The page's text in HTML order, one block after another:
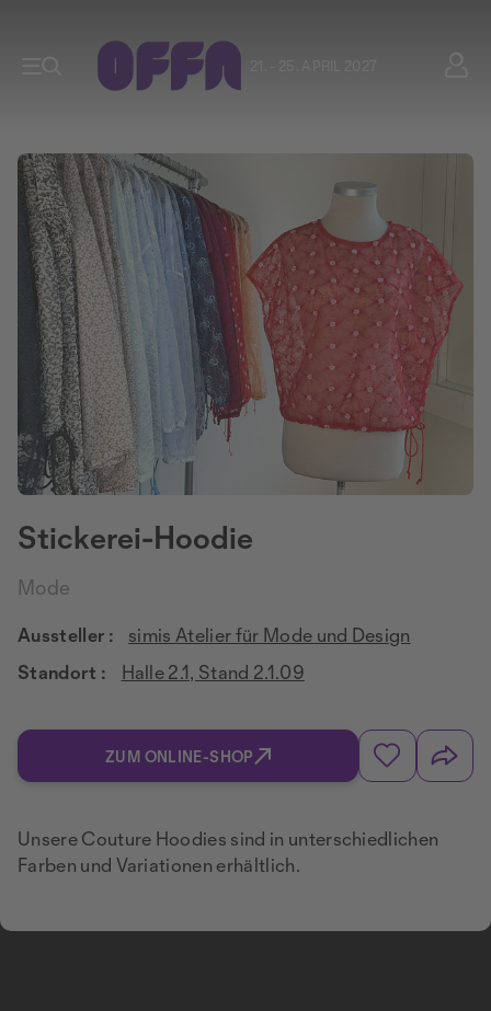
Stickerei-Hoodie
Mode
Aussteller :
simis Atelier für Mode und Design
Standort :
Halle 2.1, Stand 2.1.09
ZUM ONLINE-SHOP
Unsere Couture Hoodies sind in unterschiedlichen
Farben und Variationen erhältlich.